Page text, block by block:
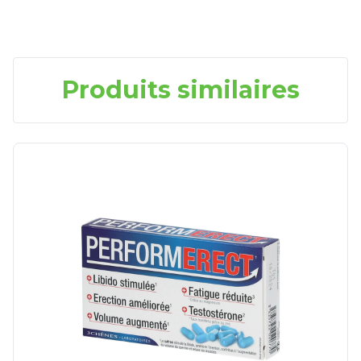
Produits similaires